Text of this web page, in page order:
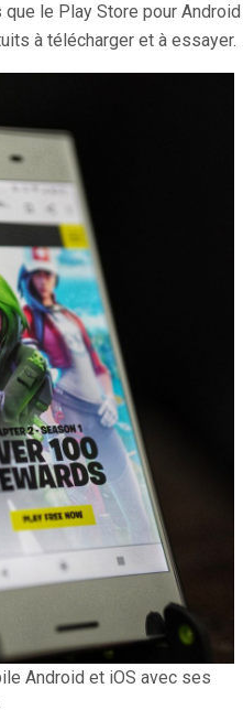
le Play Store pour Android
à télécharger et à essayer.
Android et iOS avec ses